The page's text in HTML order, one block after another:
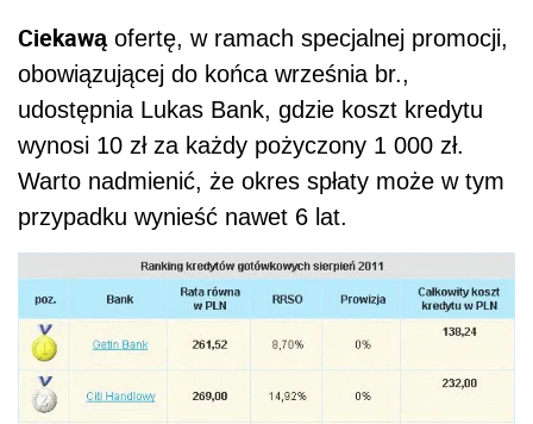
Ciekawąofertę, w ramach specjalnej promocji,
obowiązującej do końca września br.,
udostępnia Lukas Bank, gdzie koszt kredytu
wynosi 10 zł za każdy pożyczony 1 000 zł.
Warto nadmienić, że okres spłaty może w tym
przypadku wynieść nawet 6 lat.